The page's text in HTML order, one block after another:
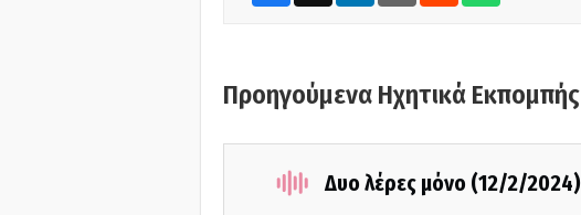
Προηγούμενα Ηχητικά Εκπομπής
Δυο λέρες μόνο (12/2/2024)